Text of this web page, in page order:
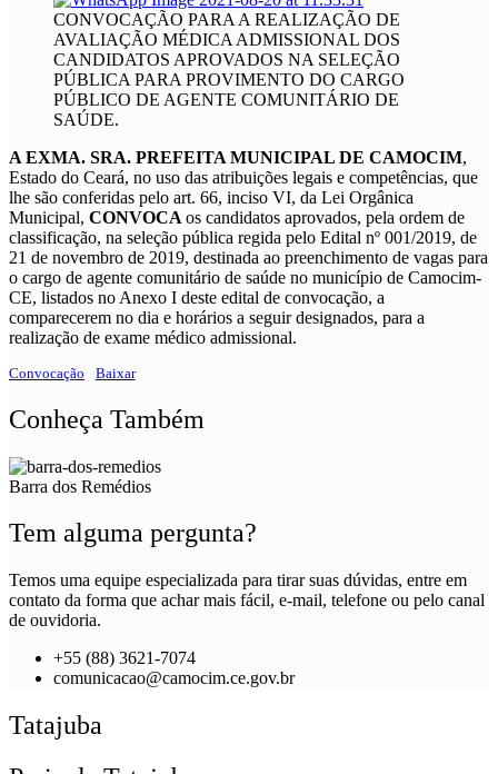
CONVOCAÇÃO PARA A REALIZAÇÃO DE
AVALIAÇÃO MÉDICA ADMISSIONAL DOS
CANDIDATOS APROVADOS NA SELEÇÃO
PÚBLICA PARA PROVIMENTO DO CARGO
PÚBLICO DE AGENTE COMUNITÁRIO DE
SAÚDE.
A EXMA. SRA. PREFEITA MUNICIPAL DE CAMOCIM,
Estado do Ceará, no uso das atribuições legais e competências, que
lhe são conferidas pelo art. 66, inciso VI, da Lei Orgânica
Municipal, CONVOCA os candidatos aprovados, pela ordem de
classificação, na seleção pública regida pelo Edital nº 001/2019, de
21 de novembro de 2019, destinada ao preenchimento de vagas para
o cargo de agente comunitário de saúde no município de Camocim-
CE, listados no Anexo I deste edital de convocação, a
comparecerem no dia e horários a seguir designados, para a
realização de exame médico admissional.
Convocação Baixar
Conheça Também
Barra dos Remédios
Tem alguma pergunta?
Temos uma equipe especializada para tirar suas dúvidas, entre em
contato da forma que achar mais fácil, e-mail, telefone ou pelo canal
de ouvidoria.
+55 (88) 3621-7074
comunicacao@camocim.ce.gov.br
Tatajuba